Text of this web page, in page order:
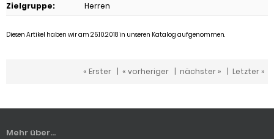
Zielgruppe: Herren
Diesen Artikel haben wir am 25.10.2018 in unseren Katalog aufgenommen.
« Erster | « vorheriger | nächster » | Letzter »
Mehr über...